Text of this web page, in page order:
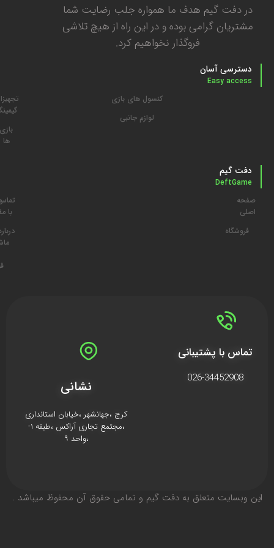
در دفت گیم هدف ما همواره جلب رضایت شما
مشتریان گرامی بوده و در این راه از هیچ تلاشی
فروگذار نخواهیم کرد.
دسترسی آسان
Easy access
کنسول های بازی
لوازم جانبی
بازی
ها
دفت گیم
DeftGame
صفحه
اصلی
فروشگاه
با ما
ما
تماس با پشتیبانی
026-34452908 نشانی
کرج ،جهانشهر ،خیابان استانداری
،مجتمع تجاری آراکس ،طبقه ۱-
،واحد ۹
اين وبسايت متعلق به دفت گیم و تمامی حقوق آن محفوظ ميباشد .